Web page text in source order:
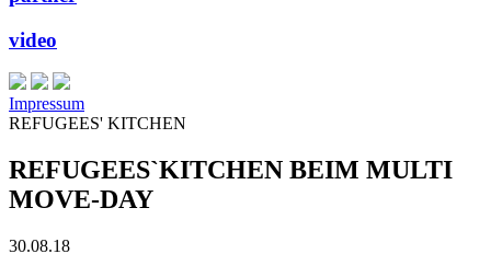
video
Impressum
REFUGEES' KITCHEN
REFUGEES`KITCHEN BEIM MULTI
MOVE-DAY
30.08.18